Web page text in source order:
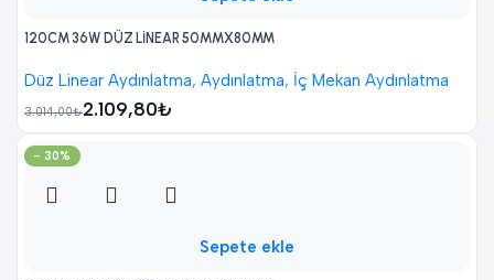
120CM 36W DÜZ LİNEAR 50MMX80MM
Düz Linear Aydınlatma, Aydınlatma, İç Mekan Aydınlatma
3.014,00₺2.109,80₺
- 30%
Sepete ekle